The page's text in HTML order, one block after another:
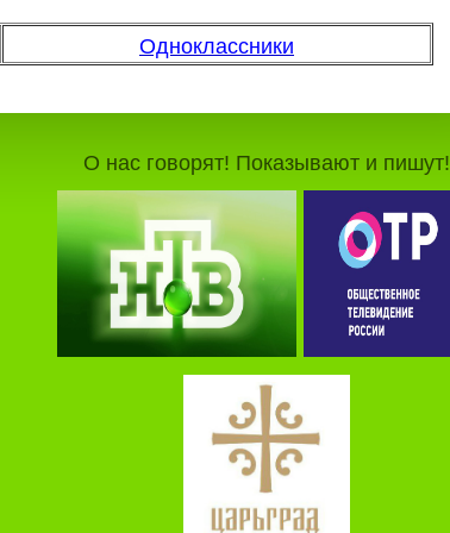
Одноклассники
О нас говорят! Показывают и пишут!